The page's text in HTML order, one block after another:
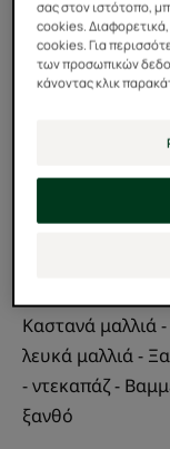
100% φυσικά
Μπορεί να
Ενήλικες
Καστανά μαλλιά -
λευκά μαλλιά -
- ντεκαπάζ -
ξανθό
σας στον ιστότοπο,
cookies.
cookies. Για
των προσωπικών
κάνοντας κλικ